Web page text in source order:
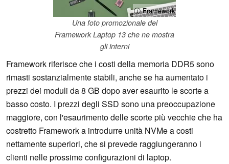
ⓘ Framework
Una foto promozionale del
Framework Laptop 13 che ne mostra
gli interni
Framework riferisce che i costi della memoria DDR5 sono
rimasti sostanzialmente stabili, anche se ha aumentato i
prezzi dei moduli da 8 GB dopo aver esaurito le scorte a
basso costo. I prezzi degli SSD sono una preoccupazione
maggiore, con l'esaurimento delle scorte più vecchie che ha
costretto Framework a introdurre unità NVMe a costi
nettamente superiori, che si prevede raggiungeranno i
clienti nelle prossime configurazioni di laptop.